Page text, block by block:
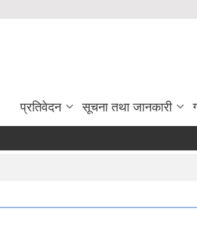
प्रतिवेदन सूचना तथा जानकारी